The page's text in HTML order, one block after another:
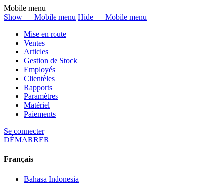
Mobile menu
Show — Mobile menu Hide — Mobile menu
Mise en route
Ventes
Articles
Gestion de Stock
Employés
Clientèles
Rapports
Paramètres
Matériel
Paiements
Se connecter
DÉMARRER
Français
Bahasa Indonesia